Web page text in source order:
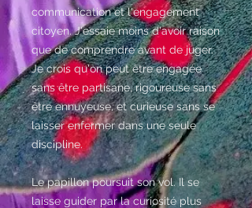
communication et l'engagement
citoyen. J'essaie moins d'avoir raison
que de comprendre avant de juger.
Je crois qu'on peut être engagée
sans être partisane, rigoureuse sans
être ennuyeuse, et curieuse sans se
laisser enfermer dans une seule
discipline.
Le papillon poursuit son vol. Il se
laisse guider par la curiosité plus